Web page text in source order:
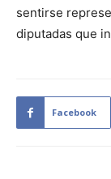
sentirse
diputadas que
Facebook